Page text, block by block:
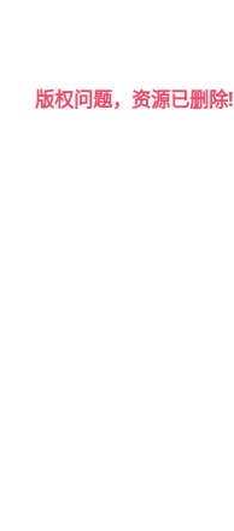
版权问题，资源已删除!